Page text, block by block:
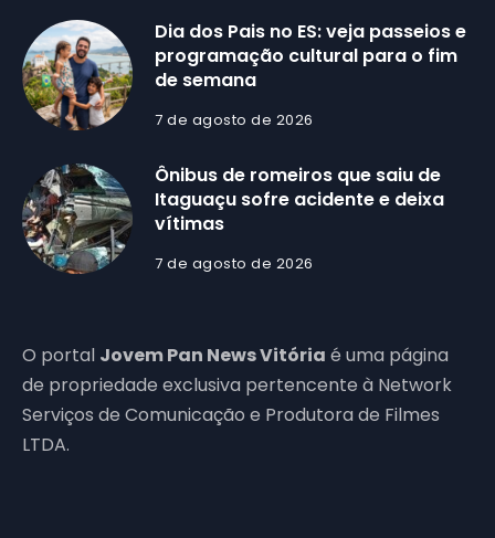
Dia dos Pais no ES: veja passeios e
programação cultural para o fim
de semana
7 de agosto de 2026
Ônibus de romeiros que saiu de
Itaguaçu sofre acidente e deixa
vítimas
7 de agosto de 2026
O portal Jovem Pan News Vitória é uma página
de propriedade exclusiva pertencente à Network
Serviços de Comunicação e Produtora de Filmes
LTDA.